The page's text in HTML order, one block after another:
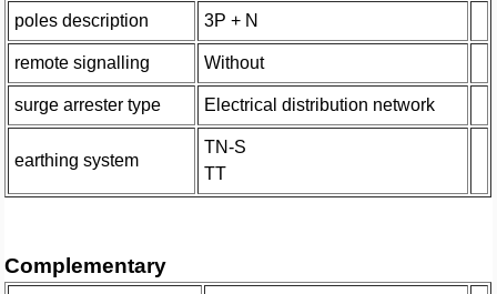
poles description 3P + N
remote signalling Without
surge arrester type Electrical distribution network
earthing system
TN-S
TT
Complementary